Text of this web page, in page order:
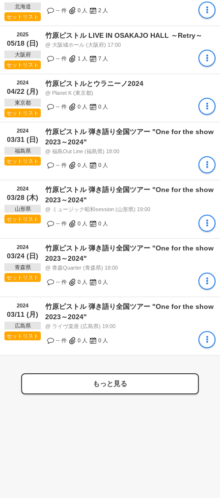
北海道
セットリスト
-- 件 0 人 2 人
2025
05/18 (日)
大阪府
セットリスト
竹原ピストル LIVE IN OSAKAJO HALL ～Retry～
@ 大阪城ホール (大阪府) 17:00
-- 件 1 人 7 人
2024
04/22 (月)
東京都
セットリスト
竹原ピストルとウラニーノ2024
@ Planet K (東京都)
-- 件 0 人 0 人
2024
03/31 (日)
福島県
セットリスト
竹原ピストル 弾き語り全国ツアー "One for the show
2023～2024"
@ 福島Out Line (福島県) 18:00
-- 件 0 人 0 人
2024
03/28 (木)
山形県
セットリスト
竹原ピストル 弾き語り全国ツアー "One for the show
2023～2024"
@ ミュージック昭和session (山形県) 19:00
-- 件 0 人 0 人
2024
03/24 (日)
青森県
セットリスト
竹原ピストル 弾き語り全国ツアー "One for the show
2023～2024"
@ 青森Quarter (青森県) 18:00
-- 件 0 人 0 人
2024
03/11 (月)
広島県
セットリスト
竹原ピストル 弾き語り全国ツアー "One for the show
2023～2024"
@ ライヴ楽座 (広島県) 19:00
-- 件 0 人 0 人
もっと見る